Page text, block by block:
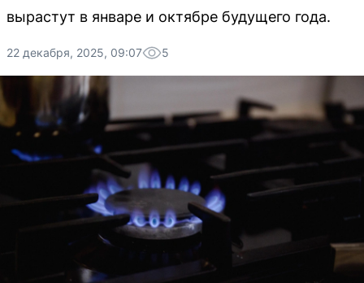
вырастут в январе и октябре будущего года.
22 декабря, 2025, 09:07 5